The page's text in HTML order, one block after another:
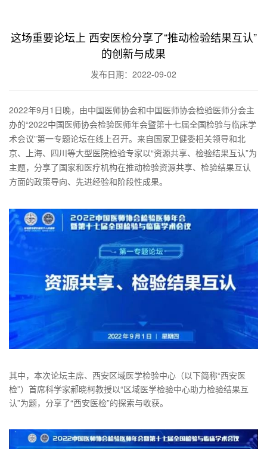
这场重要论坛上 西安医检分享了“推动检验结果互认”
的创新与成果
发布日期：2022-09-02
2022年9月1日晚，由中国医师协会和中国医师协会检验医师分会主
办的“2022中国医师协会检验医师年会暨第十七届全国检验与临床学
术会议”第一专题论坛在线上召开。 来自国家卫健委相关领导和北
京、上海、四川等大型医院检验专家以“资源共享、检验结果互认”为
主题，分享了国家和医疗机构在推动检验资源共享、检验结果互认
方面的政策导向、先进经验和阶段性成果。
其中，本次论坛主席、西安区域医学检验中心（以下简称“西安医
检”）首席科学家郝晓柯教授以“区域医学检验中心助力检验结果互
认”为题，分享了“西安医检”的探索与收获。